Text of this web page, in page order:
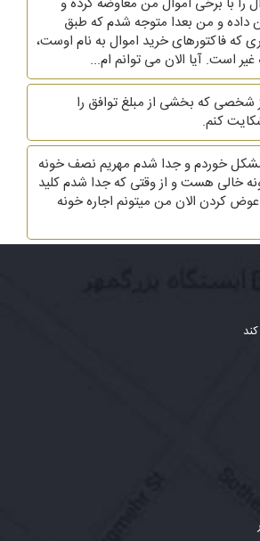
داده و من بعدا متوجه شدم که طبق
فاکتورهای خرید اموال به نام اوست،
است. آیا الان می توانم ام...
شخصی که بخشی از مبلغ توافق را
کنم.
خوردم و جدا شدم مهریم نصف خونه
خالی هست و از وقتی که جدا شدم کلید
کردن الان من میتونم اجاره خونه